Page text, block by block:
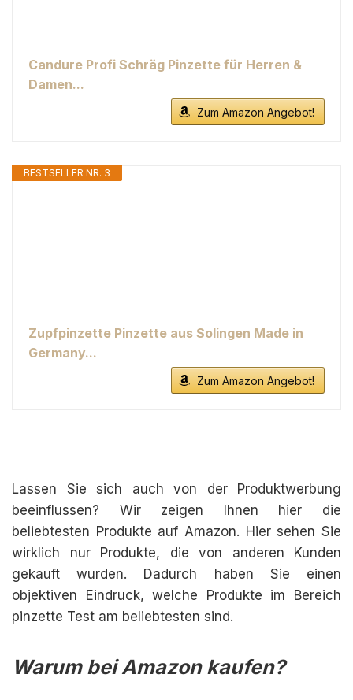
Candure Profi Schräg Pinzette für Herren &
Damen...
Zum Amazon Angebot!
BESTSELLER NR. 3
Zupfpinzette Pinzette aus Solingen Made in
Germany...
Zum Amazon Angebot!
Lassen Sie sich auch von der Produktwerbung
beeinflussen? Wir zeigen Ihnen hier die
beliebtesten Produkte auf Amazon. Hier sehen Sie
wirklich nur Produkte, die von anderen Kunden
gekauft wurden. Dadurch haben Sie einen
objektiven Eindruck, welche Produkte im Bereich
pinzette Test am beliebtesten sind.
Warum bei Amazon kaufen?